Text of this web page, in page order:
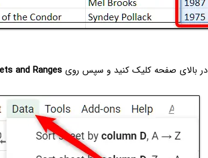
در بالای صفحه کلیک کنید و سپس رویand Ranges